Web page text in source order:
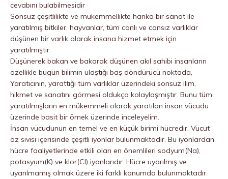
cevabını bulabilmesidir
Sonsuz çeşitlilikte ve mükemmellikte harika bir sanat ile
yaratılmış bitkiler, hayvanlar, tüm canlı ve cansız varlıklar
düşünen bir varlık olarak insana hizmet etmek için
yaratılmıştır.
Düşünerek bakan ve bakarak düşünen akıl sahibi insanların
özellikle bugün bilimin ulaştığı baş döndürücü noktada,
Yaratıcının, yarattığı tüm varlıklar üzerindeki sonsuz ilim,
hikmet ve sanatını görmesi oldukça kolaylaşmıştır. Bunu tüm
yaratılmışların en mükemmeli olarak yaratılan insan vücudu
üzerinde basit bir örnek üzerinde inceleyelim.
İnsan vücudunun en temel ve en küçük birimi hücredir. Vücut
öz sıvısı içerisinde çeşitli iyonlar bulunmaktadır. Bu iyonlardan
hücre faaliyetlerinde etkili olan en önemlileri sodyum(Na),
potasyum(K) ve klor(Cl) iyonlarıdır. Hücre uyarılmış ve
uyarılmamış olmak üzere iki farklı konumda bulunmaktadır.